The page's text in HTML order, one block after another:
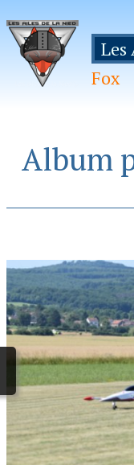
Les
Fox
Accueil
Inscription
Manifestations
Hebergements
Album